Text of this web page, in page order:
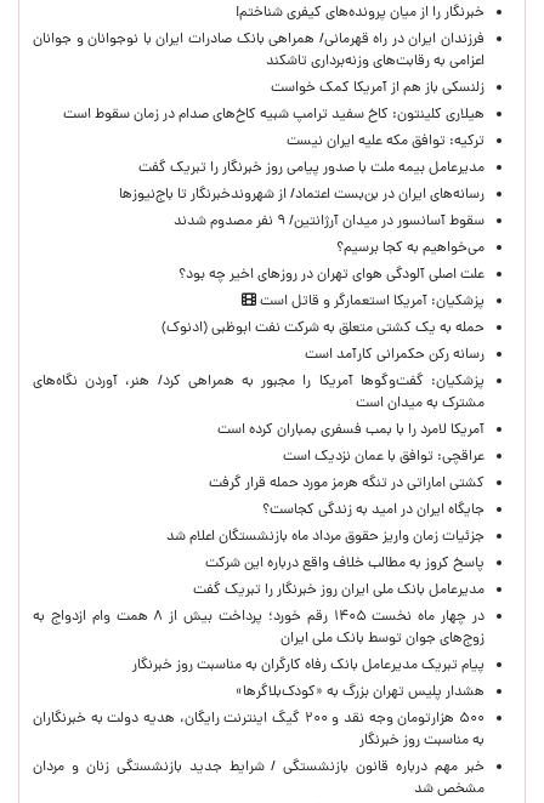
خبرنگار را از میان پرونده‌های کیفری شناختم!
​فرزندان ایران در راه قهرمانی/ همراهی بانک صادرات ایران با نوجوانان و جوانان
اعزامی به رقابت‌های وزنه‌برداری تاشکند
زلنسکی باز هم از آمریکا کمک خواست
هیلاری کلینتون: کاخ سفید ترامپ شبیه کاخ‌های صدام در زمان سقوط است
ترکیه: توافق مکه علیه ایران نیست
مدیرعامل بیمه ملت با صدور پیامی روز خبرنگار را تبریک گفت
رسانه‌های ایران در بن‌بست اعتماد/ از شهروندخبرنگار تا باج‌نیوزها
سقوط آسانسور در میدان آرژانتین/ ۹ نفر مصدوم شدند
می‌خواهیم به کجا برسیم؟
علت اصلی آلودگی هوای تهران در روزهای اخیر چه بود؟
پزشکیان: آمریکا استعمارگر و قاتل است
حمله به یک کشتی متعلق به شرکت نفت ابوظبی (ادنوک)
رسانه رکن حکمرانی کارآمد است
پزشکیان: گفت‌وگوها آمریکا را مجبور به همراهی کرد/ هنر، آوردن نگاه‌های
مشترک به میدان است
آمریکا لامرد را با بمب فسفری بمباران کرده است
عراقچی: توافق با عمان نزدیک است
کشتی اماراتی در تنگه هرمز مورد حمله قرار گرفت
جایگاه ایران در امید به زندگی کجاست؟
جزئیات زمان واریز حقوق مرداد ماه بازنشستگان اعلام شد
پاسخ کروز به مطالب خلاف واقع درباره این شرکت
مدیرعامل بانک ملی ایران روز خبرنگار را تبریک گفت
در چهار ماه نخست ۱۴۰۵ رقم خورد؛ پرداخت بیش از ۸ همت وام ازدواج به
زوج‌های جوان توسط بانک ملی ایران
پیام تبریک مدیرعامل بانک رفاه کارگران به مناسبت روز خبرنگار
هشدار پلیس تهران بزرگ به «کودک‌بلاگرها»
۵۰۰ هزارتومان وجه نقد و ۲۰۰ گیگ اینترنت رایگان، هدیه دولت به خبرنگاران
به مناسبت روز خبرنگار
خبر مهم درباره قانون بازنشستگی / شرایط جدید بازنشستگی زنان و مردان
مشخص شد